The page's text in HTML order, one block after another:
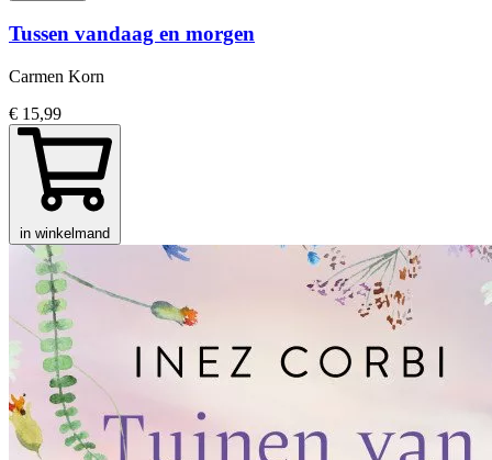
Tussen vandaag en morgen
Carmen Korn
€ 15,99
in winkelmand